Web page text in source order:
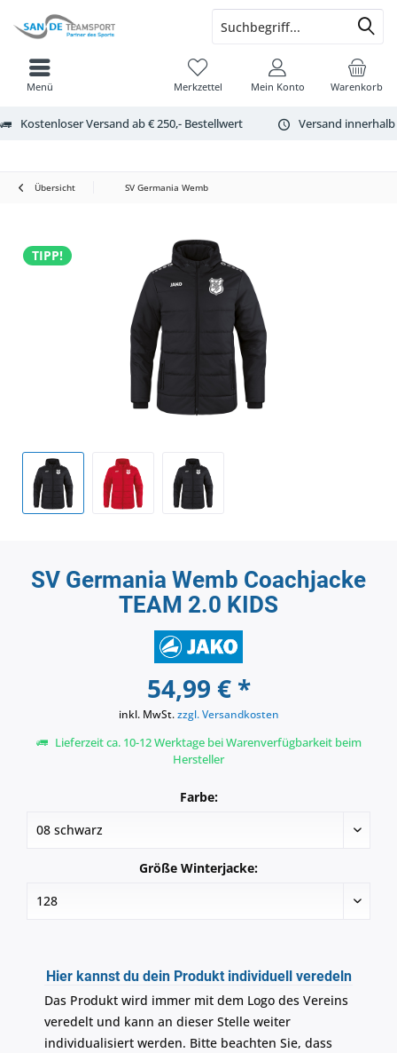
Kostenloser Versand ab € 250,- Bestellwert Versand
Warenkorb
Merkzettel Mein Konto
Menü
Übersicht SV Germania Wemb
TIPP!
SV Germania Wemb Coachjacke
TEAM 2.0 KIDS
54,99 € *
inkl. MwSt.zzgl. Versandkosten
Lieferzeit ca. 10-12 Werktage bei Warenverfügbarkeit beim
Hersteller
Farbe:
Größe Winterjacke:
Hier kannst du dein Produkt individuell veredeln
Das Produkt wird immer mit dem Logo des Vereins
veredelt und kann an dieser Stelle weiter
individualisiert werden. Bitte beachten Sie, dass